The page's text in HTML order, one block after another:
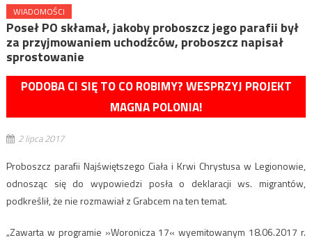
WIADOMOŚCI
Poseł PO skłamał, jakoby proboszcz jego parafii był
za przyjmowaniem uchodźców, proboszcz napisał
sprostowanie
PODOBA CI SIĘ TO CO ROBIMY? WESPRZYJ PROJEKT
MAGNA POLONIA!
2 lipca 2017
Proboszcz parafii Najświętszego Ciała i Krwi Chrystusa w Legionowie,
odnosząc się do wypowiedzi posła o deklaracji ws. migrantów,
podkreślił, że nie rozmawiał z Grabcem na ten temat.
„Zawarta w programie »Woronicza 17« wyemitowanym 18.06.2017 r.